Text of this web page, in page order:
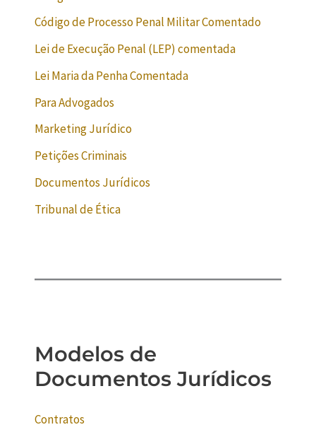
Código de Processo Penal Militar Comentado
Lei de Execução Penal (LEP) comentada
Lei Maria da Penha Comentada
Para Advogados
Marketing Jurídico
Petições Criminais
Documentos Jurídicos
Tribunal de Ética
Modelos de
Documentos Jurídicos
Contratos